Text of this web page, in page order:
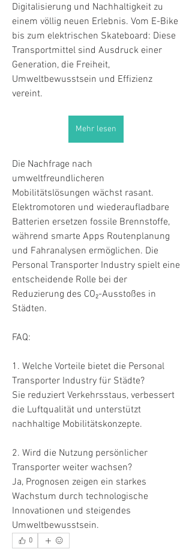
Digitalisierung und Nachhaltigkeit zu
einem völlig neuen Erlebnis. Vom E-Bike
bis zum elektrischen Skateboard: Diese
Transportmittel sind Ausdruck einer
Generation, die Freiheit,
Umweltbewusstsein und Effizienz
vereint.
Mehr lesen
Die Nachfrage nach
umweltfreundlicheren
Mobilitätslösungen wächst rasant.
Elektromotoren und wiederaufladbare
Batterien ersetzen fossile Brennstoffe,
während smarte Apps Routenplanung
und Fahranalysen ermöglichen. Die
Personal Transporter Industry spielt eine
entscheidende Rolle bei der
Reduzierung des CO₂-Ausstoßes in
Städten.
FAQ:
1. Welche Vorteile bietet die Personal
Transporter Industry für Städte?
Sie reduziert Verkehrsstaus, verbessert
die Luftqualität und unterstützt
nachhaltige Mobilitätskonzepte.
2. Wird die Nutzung persönlicher
Transporter weiter wachsen?
Ja, Prognosen zeigen ein starkes
Wachstum durch technologische
Innovationen und steigendes
Umweltbewusstsein.
0